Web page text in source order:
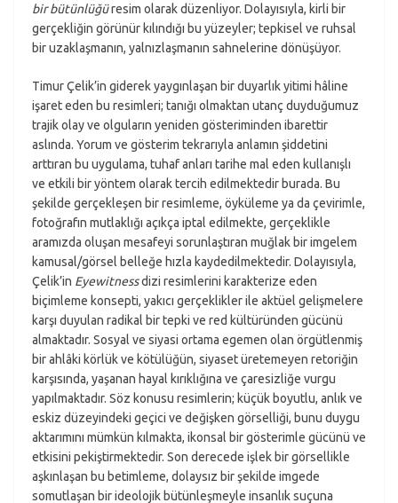
bir bütünlüğüresim olarak düzenliyor. Dolayısıyla, kirli bir
gerçekliğin görünür kılındığı bu yüzeyler; tepkisel ve ruhsal
bir uzaklaşmanın, yalnızlaşmanın sahnelerine dönüşüyor.
Timur Çelik’in giderek yaygınlaşan bir duyarlık yitimi hâline
işaret eden bu resimleri; tanığı olmaktan utanç duyduğumuz
trajik olay ve olguların yeniden gösteriminden ibarettir
aslında. Yorum ve gösterim tekrarıyla anlamın şiddetini
arttıran bu uygulama, tuhaf anları tarihe mal eden kullanışlı
ve etkili bir yöntem olarak tercih edilmektedir burada. Bu
şekilde gerçekleşen bir resimleme, öyküleme ya da çevirimle,
fotoğrafın mutlaklığı açıkça iptal edilmekte, gerçeklikle
aramızda oluşan mesafeyi sorunlaştıran muğlak bir imgelem
kamusal/görsel belleğe hızla kaydedilmektedir. Dolayısıyla,
Çelik’in Eyewitnessdizi resimlerini karakterize eden
biçimleme konsepti, yakıcı gerçeklikler ile aktüel gelişmelere
karşı duyulan radikal bir tepki ve red kültüründen gücünü
almaktadır. Sosyal ve siyasi ortama egemen olan örgütlenmiş
bir ahlâki körlük ve kötülüğün, siyaset üretemeyen retoriğin
karşısında, yaşanan hayal kırıklığına ve çaresizliğe vurgu
yapılmaktadır. Söz konusu resimlerin; küçük boyutlu, anlık ve
eskiz düzeyindeki geçici ve değişken görselliği, bunu duygu
aktarımını mümkün kılmakta, ikonsal bir gösterimle gücünü ve
etkisini pekiştirmektedir. Son derecede işlek bir görsellikle
aşkınlaşan bu betimleme, dolaysız bir şekilde imgede
somutlaşan bir ideolojik bütünleşmeyle insanlık suçuna